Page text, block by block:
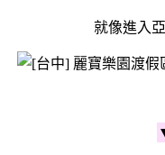
就像進入